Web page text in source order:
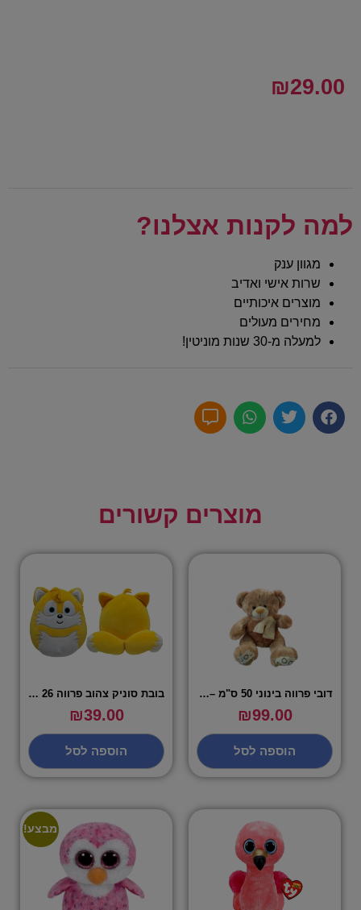
₪29.00
למה לקנות אצלנו?
מגוון ענק
שרות אישי ואדיב
מוצרים איכותיים
מחירים מעולים
למעלה מ-30 שנות מוניטין!
מוצרים קשורים
דובי פרווה בינוני 50 ס"מ – מגוון
₪99.00
הוספה לסל
בובת סוניק צהוב פרווה 26 ס"מ – סקוושימלוס
₪39.00
הוספה לסל
מבצע!